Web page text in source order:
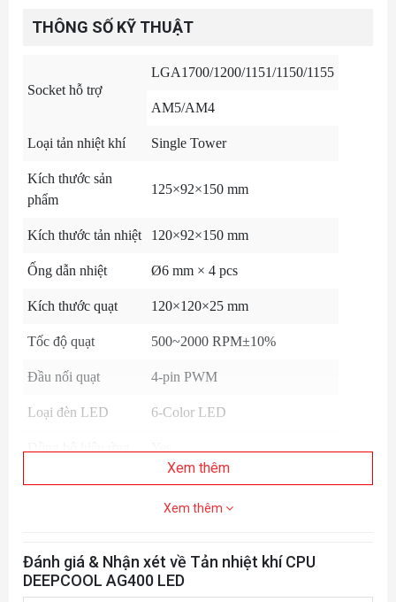
THÔNG SỐ KỸ THUẬT
Socket hỗ trợ
LGA1700/1200/1151/1150/1155
AM5/AM4
Loại tản nhiệt khí Single Tower
Kích thước sản
phẩm
125×92×150 mm
Kích thước tản nhiệt 120×92×150 mm
Ống dẫn nhiệt Ø6 mm × 4 pcs
Kích thước quạt 120×120×25 mm
Tốc độ quạt 500~2000 RPM±10%
Đầu nối quạt 4-pin PWM
Loại đèn LED 6-Color LED
Xem thêm
Xem thêm
Đánh giá & Nhận xét về Tản nhiệt khí CPU
DEEPCOOL AG400 LED